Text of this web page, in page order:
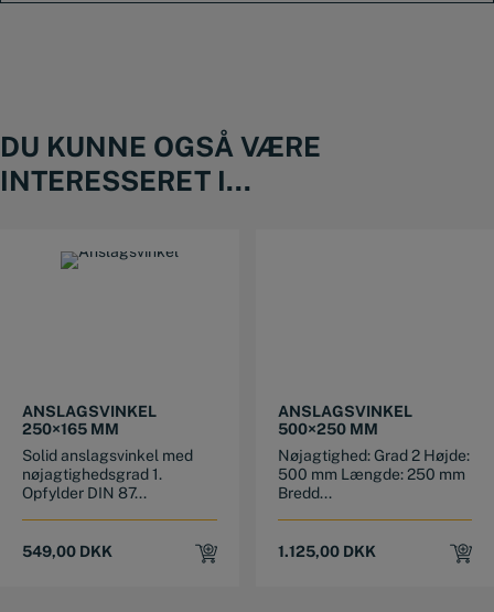
DU KUNNE OGSÅ VÆRE
INTERESSERET I...
ANSLAGSVINKEL
250×165 MM
Solid anslagsvinkel med
nøjagtighedsgrad 1.
Opfylder DIN 87...
549,00 DKK
ANSLAGSVINKEL
500×250 MM
Nøjagtighed: Grad 2 Højde:
500 mm Længde: 250 mm
Bredd...
1.125,00 DKK